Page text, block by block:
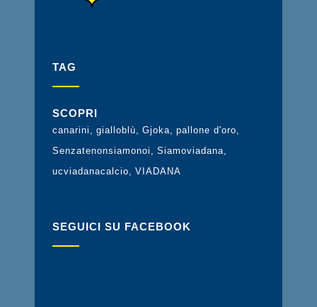
TAG
SCOPRI
canarini gialloblù Gjoka pallone d'oro
Senzatenonsiamonoi
Siamoviadana
ucviadanacalcio
VIADANA
SEGUICI SU FACEBOOK